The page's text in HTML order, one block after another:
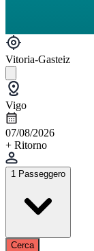
Vitoria-Gasteiz
Vigo
07/08/2026
+ Ritorno
1 Passeggero
Cerca